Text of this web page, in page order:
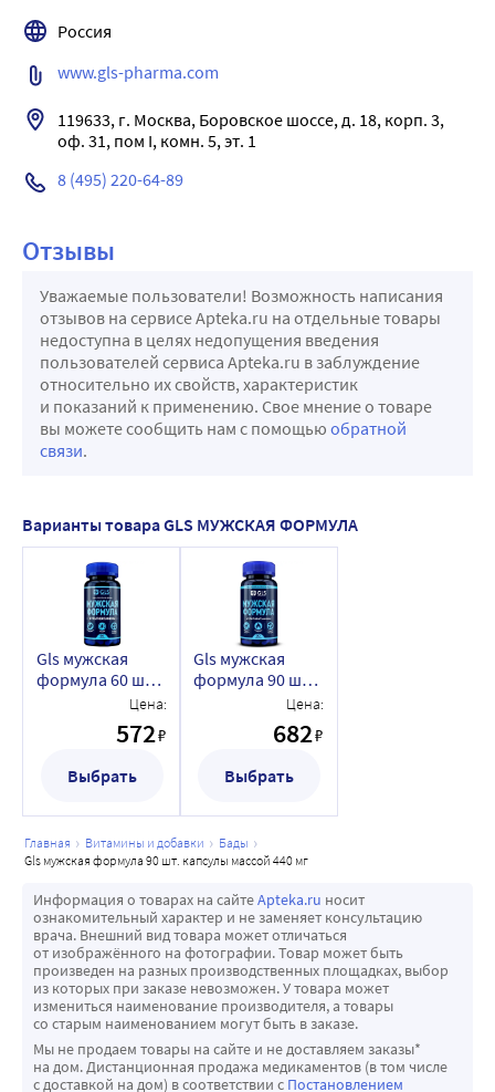
Россия
www.gls-pharma.com
119633, г. Москва, Боровское шоссе, д. 18, корп. 3,
оф. 31, пом I, комн. 5, эт. 1
8 (495) 220-64-89
Отзывы
Уважаемые пользователи! Возможность написания
отзывов на сервисе Apteka.ru на отдельные товары
недоступна в целях недопущения введения
пользователей сервиса Apteka.ru в заблуждение
относительно их свойств, характеристик
и показаний к применению. Свое мнение о товаре
вы можете сообщить нам с помощью обратной
связи.
Варианты товара GLS МУЖСКАЯ ФОРМУЛА
Gls мужская
формула 60 шт.
капсулы массой
Цена:
572₽
Выбрать
Gls мужская
формула 90 шт.
капсулы массой
Цена:
682₽
Выбрать
главная витамины и добавки
бады
gls мужская формула 90 шт. капсулы массой 440 мг
Информация о товарах на сайтеApteka.ru носит
ознакомительный характер и не заменяет консультацию
врача. Внешний вид товара может отличаться
от изображённого на фотографии. Товар может быть
произведен на разных производственных площадках, выбор
из которых при заказе невозможен. У товара может
измениться наименование производителя, а товары
со старым наименованием могут быть в заказе.
Мы не продаем товары на сайте и не доставляем заказы*
на дом. Дистанционная продажа медикаментов (в том числе
с доставкой на дом) в соответствии с Постановлением